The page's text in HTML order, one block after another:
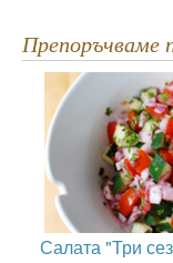
Препоръчваме
Салата "Три